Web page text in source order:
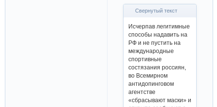
Свернутый текст
Исчерпав легитимные
способы надавить на
РФ и не пустить на
международные
спортивные
состязания россиян,
во Всемирном
антидопинговом
агентстве
«сбрасывают маски» и